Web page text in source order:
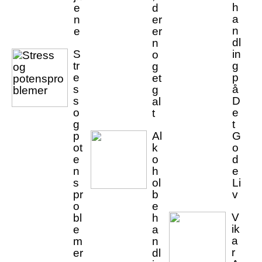
e
n
e
S
tr
e
s
s
o
g
p
ot
e
n
s
pr
o
bl
e
m
er
d
er
er
n
o
g
et
g
al
t
Al
k
o
h
ol
b
e
h
a
n
dl
h
a
n
dl
in
g
p
å
D
e
t
G
o
d
e
Li
v
V
ik
a
r